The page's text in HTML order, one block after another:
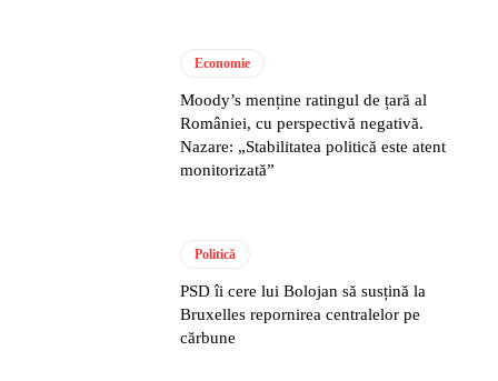
Economie
Moody’s menține ratingul de țară al
României, cu perspectivă negativă.
Nazare: „Stabilitatea politică este atent
monitorizată”
Politică
PSD îi cere lui Bolojan să susțină la
Bruxelles repornirea centralelor pe
cărbune